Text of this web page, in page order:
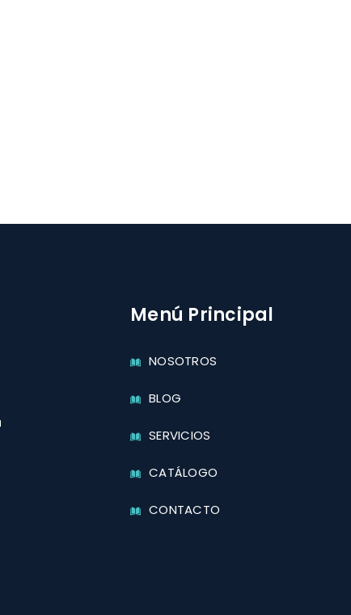
Menú Principal
NOSOTROS
BLOG
SERVICIOS
CATÁLOGO
CONTACTO